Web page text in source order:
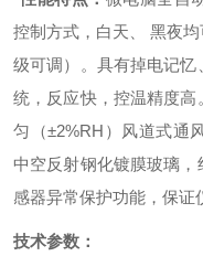
控制方式，白天、 黑夜
级可调）。 具有掉电记忆
统，反应快，控温精度高
匀（±2%RH）
风道式通
中空反射钢化镀膜玻璃
感器异常保护功能，保证
技术参数：